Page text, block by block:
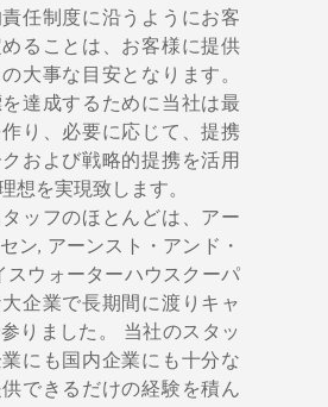
任制度に沿うようにお客
ることは、お客様に提供
大事な目安となります。
達成するために当社は最
り、必要に応じて、提携
および戦略的提携を活用
想を実現致します。
ッフのほとんどは、アー
ン, アーンスト・アンド・
スウォーターハウスクーパ
企業で長期間に渡りキャ
りました。 当社のスタッ
にも国内企業にも十分な
できるだけの経験を積ん